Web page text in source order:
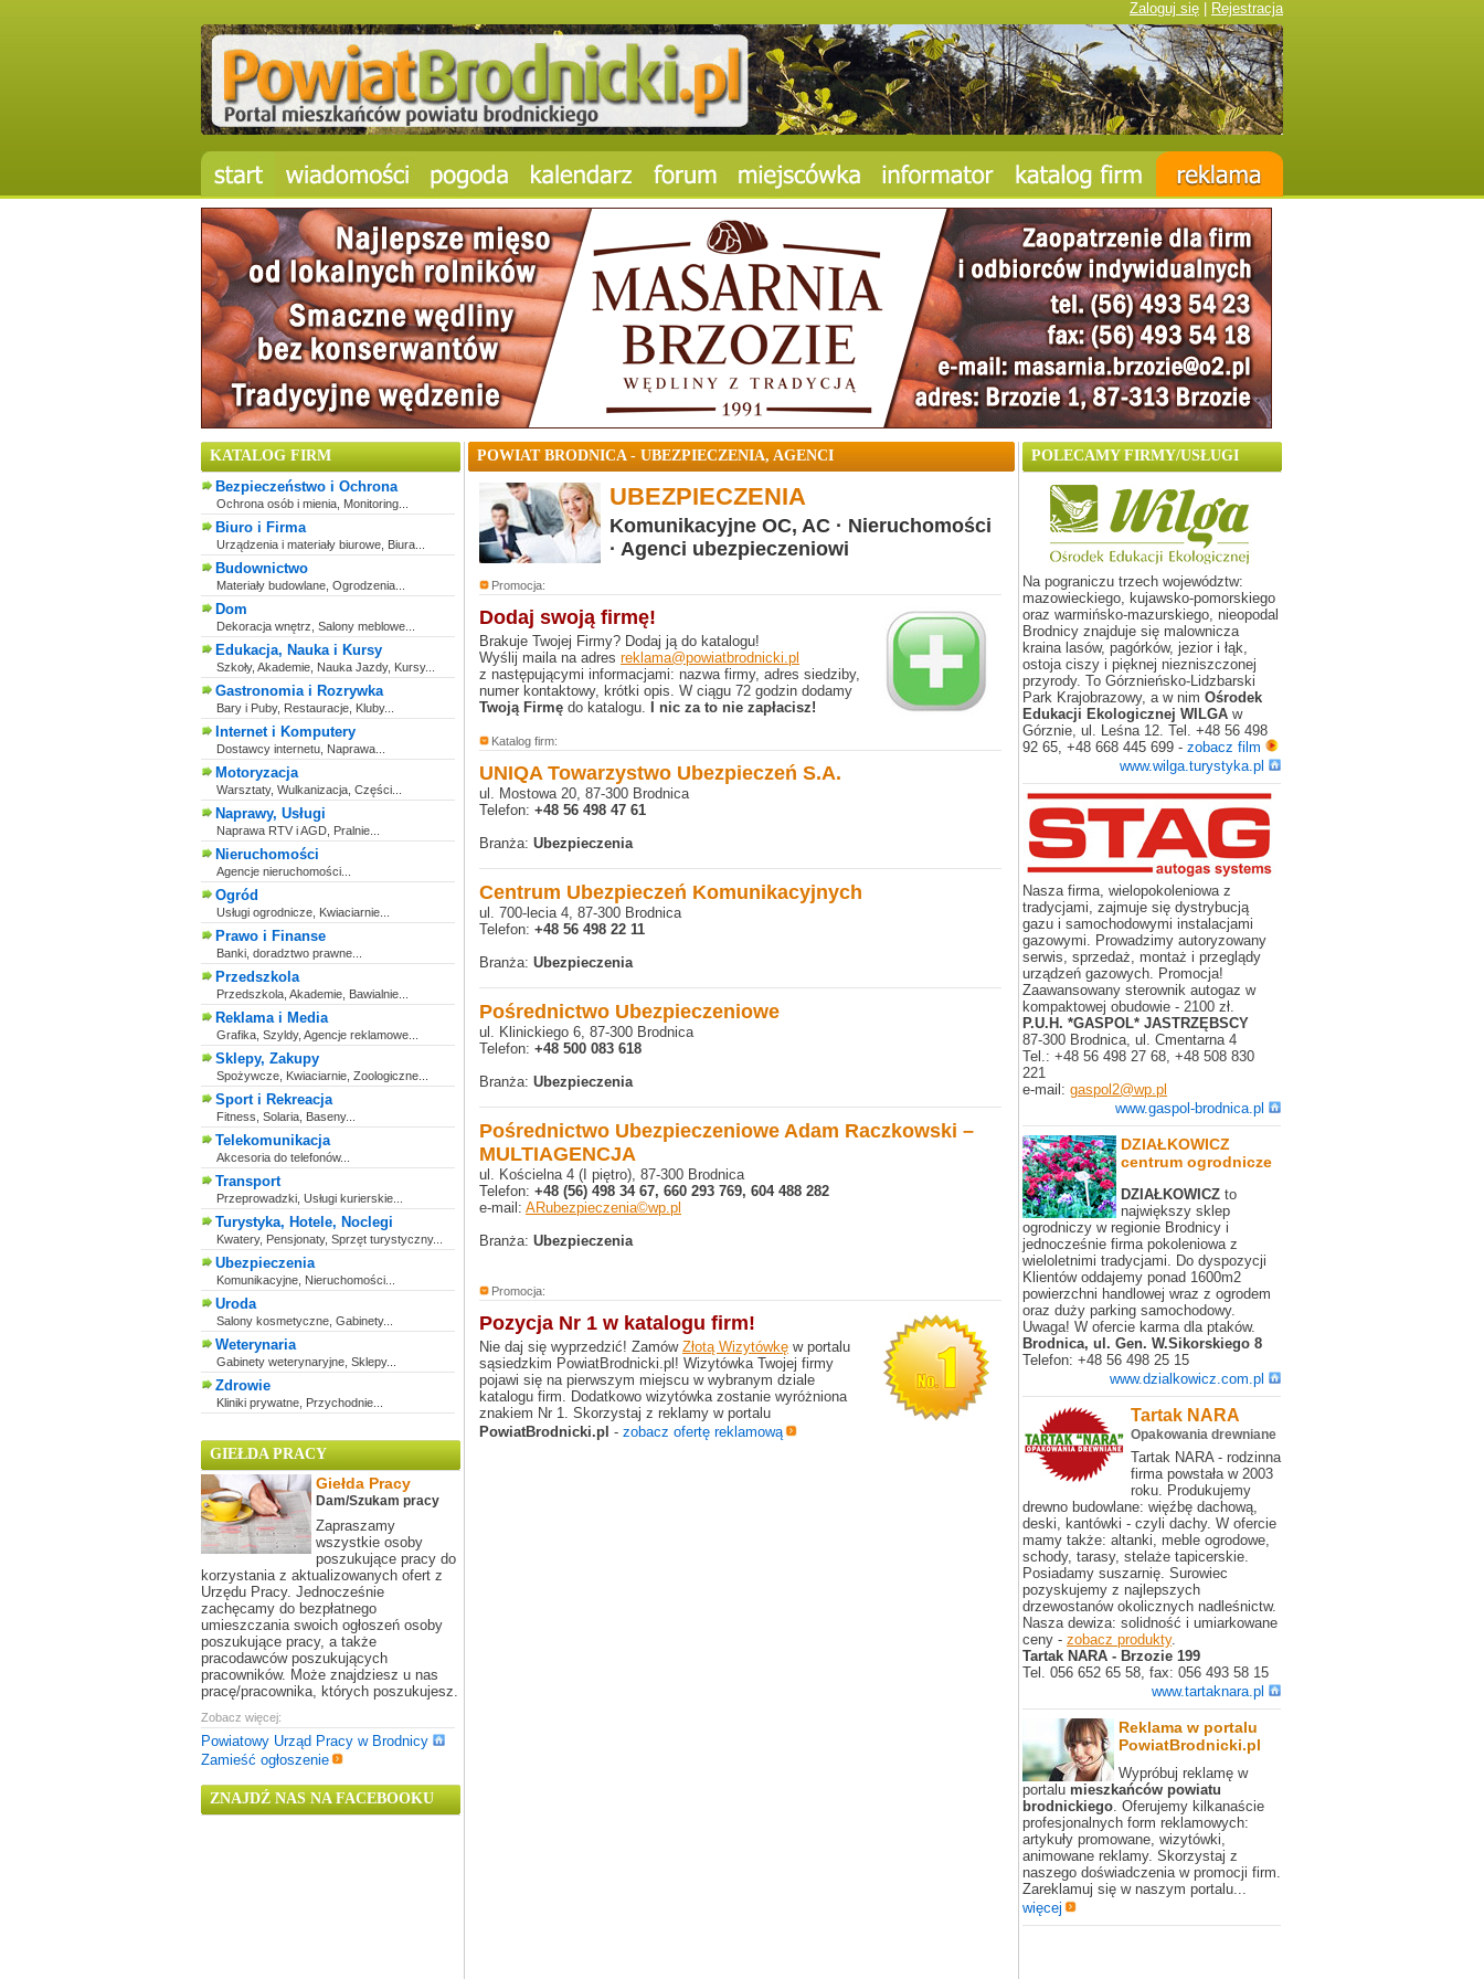
Zaloguj się Rejestracja
KATALOG FIRM
Bezpieczeństwo i Ochrona
Ochrona osób i mienia, Monitoring...
Biuro i Firma
Urządzenia i materiały biurowe, Biura...
Budownictwo
Materiały budowlane, Ogrodzenia...
Dom
Dekoracja wnętrz, Salony meblowe...
Edukacja, Nauka i Kursy
Szkoły, Akademie, Nauka Jazdy, Kursy...
Gastronomia i Rozrywka
Bary i Puby, Restauracje, Kluby...
Internet i Komputery
Dostawcy internetu, Naprawa...
Motoryzacja
Warsztaty, Wulkanizacja, Części...
Naprawy, Usługi
Naprawa RTV i AGD, Pralnie...
Nieruchomości
Agencje nieruchomości...
Ogród
Usługi ogrodnicze, Kwiaciarnie...
Prawo i Finanse
Banki, doradztwo prawne...
Przedszkola
Przedszkola, Akademie, Bawialnie...
Reklama i Media
Grafika, Szyldy, Agencje reklamowe...
Sklepy, Zakupy
Spożywcze, Kwiaciarnie, Zoologiczne...
Sport i Rekreacja
Fitness, Solaria, Baseny...
Telekomunikacja
Akcesoria do telefonów...
Transport
Przeprowadzki, Usługi kurierskie...
Turystyka, Hotele, Noclegi
Kwatery, Pensjonaty, Sprzęt turystyczny...
Ubezpieczenia
Komunikacyjne, Nieruchomości...
Uroda
Salony kosmetyczne, Gabinety...
Weterynaria
Gabinety weterynaryjne, Sklepy...
Zdrowie
Kliniki prywatne, Przychodnie...
GIEŁDA PRACY
Giełda Pracy
Dam/Szukam pracy
Zapraszamy
wszystkie osoby
poszukujące pracy do
korzystania z aktualizowanych ofert z
Urzędu Pracy. Jednocześnie
zachęcamy do bezpłatnego
umieszczania swoich ogłoszeń osoby
poszukujące pracy, a także
pracodawców poszukujących
pracowników. Może znajdziesz u nas
pracę/pracownika, których poszukujesz.
Zobacz więcej:
Powiatowy Urząd Pracy w Brodnicy
Zamieść ogłoszenie
ZNAJDŹ NAS NA FACEBOOKU
POWIAT BRODNICA - UBEZPIECZENIA, AGENCI
UBEZPIECZENIA
Komunikacyjne OC, AC · Nieruchomości
· Agenci ubezpieczeniowi
Promocja:
Dodaj swoją firmę!
Brakuje Twojej Firmy? Dodaj ją do katalogu!
Wyślij maila na adres reklama@powiatbrodnicki.pl
z następującymi informacjami: nazwa firmy, adres siedziby,
numer kontaktowy, krótki opis. W ciągu 72 godzin dodamy
Twoją Firmę do katalogu. I nic za to nie zapłacisz!
Katalog firm:
UNIQA Towarzystwo Ubezpieczeń S.A.
ul. Mostowa 20, 87-300 Brodnica
Telefon: +48 56 498 47 61
Branża: Ubezpieczenia
Centrum Ubezpieczeń Komunikacyjnych
ul. 700-lecia 4, 87-300 Brodnica
Telefon: +48 56 498 22 11
Branża: Ubezpieczenia
Pośrednictwo Ubezpieczeniowe
ul. Klinickiego 6, 87-300 Brodnica
Telefon: +48 500 083 618
Branża: Ubezpieczenia
Pośrednictwo Ubezpieczeniowe Adam Raczkowski –
MULTIAGENCJA
ul. Kościelna 4 (I piętro), 87-300 Brodnica
Telefon: +48 (56) 498 34 67, 660 293 769, 604 488 282
e-mail: ARubezpieczenia©wp.pl
Branża: Ubezpieczenia
Promocja:
Pozycja Nr 1 w katalogu firm!
Nie daj się wyprzedzić! Zamów Złotą Wizytówkę w portalu
sąsiedzkim PowiatBrodnicki.pl! Wizytówka Twojej firmy
pojawi się na pierwszym miejscu w wybranym dziale
katalogu firm. Dodatkowo wizytówka zostanie wyróżniona
znakiem Nr 1. Skorzystaj z reklamy w portalu
PowiatBrodnicki.pl - zobacz ofertę reklamową
POLECAMY FIRMY/USŁUGI
Na pograniczu trzech województw:
mazowieckiego, kujawsko-pomorskiego
oraz warmińsko-mazurskiego, nieopodal
Brodnicy znajduje się malownicza
kraina lasów, pagórków, jezior i łąk,
ostoja ciszy i pięknej niezniszczonej
przyrody. To Górznieńsko-Lidzbarski
Park Krajobrazowy, a w nim Ośrodek
Edukacji Ekologicznej WILGA w
Górznie, ul. Leśna 12. Tel. +48 56 498
92 65, +48 668 445 699 - zobacz film
www.wilga.turystyka.pl
Nasza firma, wielopokoleniowa z
tradycjami, zajmuje się dystrybucją
gazu i samochodowymi instalacjami
gazowymi. Prowadzimy autoryzowany
serwis, sprzedaż, montaż i przeglądy
urządzeń gazowych. Promocja!
Zaawansowany sterownik autogaz w
kompaktowej obudowie - 2100 zł.
P.U.H. *GASPOL* JASTRZĘBSCY
87-300 Brodnica, ul. Cmentarna 4
Tel.: +48 56 498 27 68, +48 508 830
221
e-mail: gaspol2@wp.pl
www.gaspol-brodnica.pl
DZIAŁKOWICZ
centrum ogrodnicze
DZIAŁKOWICZ to
największy sklep
ogrodniczy w regionie Brodnicy i
jednocześnie firma pokoleniowa z
wieloletnimi tradycjami. Do dyspozycji
Klientów oddajemy ponad 1600m2
powierzchni handlowej wraz z ogrodem
oraz duży parking samochodowy.
Uwaga! W ofercie karma dla ptaków.
Brodnica, ul. Gen. W.Sikorskiego 8
Telefon: +48 56 498 25 15
www.dzialkowicz.com.pl
Tartak NARA
Opakowania drewniane
Tartak NARA - rodzinna
firma powstała w 2003
roku. Produkujemy
drewno budowlane: więźbę dachową,
deski, kantówki - czyli dachy. W ofercie
mamy także: altanki, meble ogrodowe,
schody, tarasy, stelaże tapicerskie.
Posiadamy suszarnię. Surowiec
pozyskujemy z najlepszych
drzewostanów okolicznych nadleśnictw.
Nasza dewiza: solidność i umiarkowane
ceny - zobacz produkty.
Tartak NARA - Brzozie 199
Tel. 056 652 65 58, fax: 056 493 58 15
www.tartaknara.pl
Reklama w portalu
PowiatBrodnicki.pl
Wypróbuj reklamę w
portalu mieszkańców powiatu
brodnickiego. Oferujemy kilkanaście
profesjonalnych form reklamowych:
artykuły promowane, wizytówki,
animowane reklamy. Skorzystaj z
naszego doświadczenia w promocji firm.
Zareklamuj się w naszym portalu...
więcej